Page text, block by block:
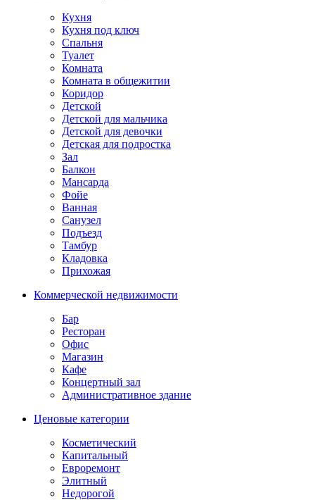
Кухня
Кухня под ключ
Спальня
Туалет
Комната
Комната в общежитии
Коридор
Детской
Детской для мальчика
Детской для девочки
Детская для подростка
Зал
Балкон
Мансарда
Фойе
Ванная
Санузел
Подъезд
Тамбур
Кладовка
Прихожая
Коммерческой недвижимости
Бар
Ресторан
Офис
Магазин
Кафе
Концертный зал
Административное здание
Ценовые категории
Косметический
Капитальный
Евроремонт
Элитный
Недорогой